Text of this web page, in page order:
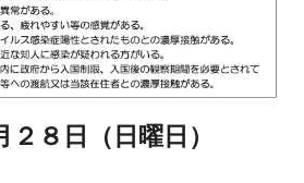
８日（日曜日）